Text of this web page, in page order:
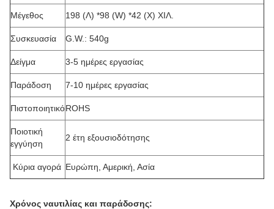
Μέγεθος 198 (Λ) *98 (W) *42 (Χ) ΧΙΛ.
Συσκευασία G.W.: 540g
Δείγμα 3-5 ημέρες εργασίας
Παράδοση 7-10 ημέρες εργασίας
ΠιστοποιητικόROHS
Ποιοτική
εγγύηση
2 έτη εξουσιοδότησης
Κύρια αγορά Ευρώπη, Αμερική, Ασία
Χρόνος ναυτιλίας και παράδοσης: